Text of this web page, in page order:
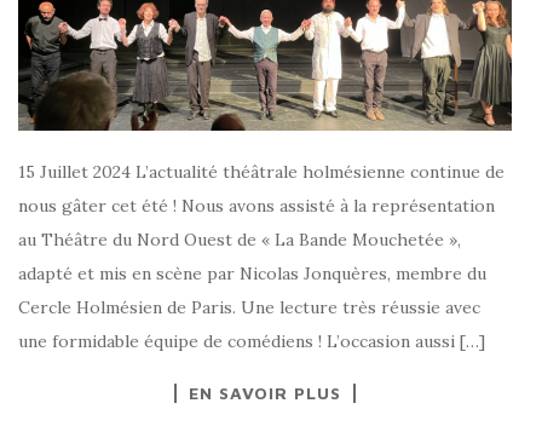
15 Juillet 2024 L’actualité théâtrale holmésienne continue de
nous gâter cet été ! Nous avons assisté à la représentation
au Théâtre du Nord Ouest de « La Bande Mouchetée »,
adapté et mis en scène par Nicolas Jonquères, membre du
Cercle Holmésien de Paris. Une lecture très réussie avec
une formidable équipe de comédiens ! L’occasion aussi […]
EN SAVOIR PLUS